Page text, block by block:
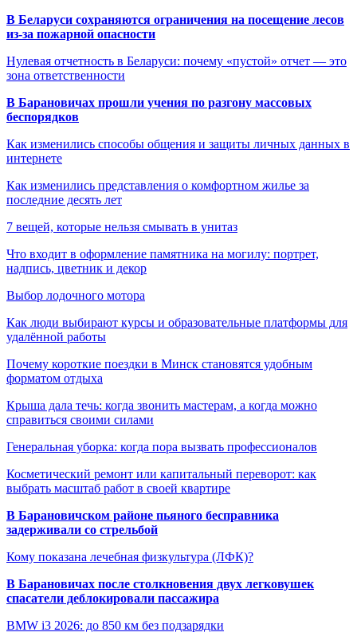
В Беларуси сохраняются ограничения на посещение лесов
из-за пожарной опасности
Нулевая отчетность в Беларуси: почему «пустой» отчет — это
зона ответственности
В Барановичах прошли учения по разгону массовых
беспорядков
Как изменились способы общения и защиты личных данных в
интернете
Как изменились представления о комфортном жилье за
последние десять лет
7 вещей, которые нельзя смывать в унитаз
Что входит в оформление памятника на могилу: портрет,
надпись, цветник и декор
Выбор лодочного мотора
Как люди выбирают курсы и образовательные платформы для
удалённой работы
Почему короткие поездки в Минск становятся удобным
форматом отдыха
Крыша дала течь: когда звонить мастерам, а когда можно
справиться своими силами
Генеральная уборка: когда пора вызвать профессионалов
Косметический ремонт или капитальный переворот: как
выбрать масштаб работ в своей квартире
В Барановичском районе пьяного бесправника
задерживали со стрельбой
Кому показана лечебная физкультура (ЛФК)?
В Барановичах после столкновения двух легковушек
спасатели деблокировали пассажира
BMW i3 2026: до 850 км без подзарядки